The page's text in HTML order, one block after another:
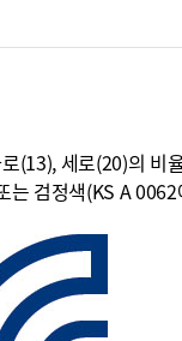
(13), 세로(20)의 비
검정색(KS A